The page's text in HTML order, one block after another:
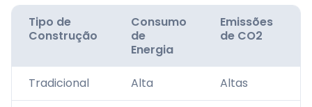
Tipo de
Construção
Consumo
de
Energia
Emissões
de CO2
Tradicional Alta Altas